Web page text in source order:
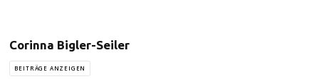
Corinna Bigler-Seiler
BEITRÄGE ANZEIGEN